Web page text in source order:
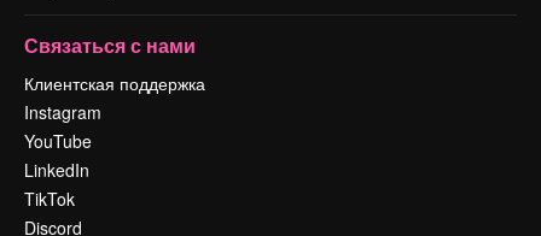
Связаться с нами
Клиентская поддержка
Instagram
YouTube
LinkedIn
TikTok
Discord